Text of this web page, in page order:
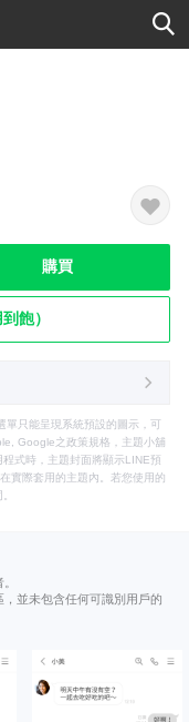
購買
飽）
只能呈現系統預設的圖示，可
Google之政策規格，主題小舖
式時，主題封面將顯示LINE預
實際套用的主題內。若您使用的
並未包含任何可識別用戶的